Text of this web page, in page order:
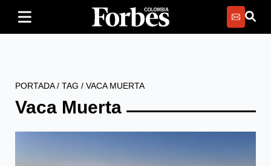
PORTADA/ TAG / VACA MUERTA
Vaca Muerta